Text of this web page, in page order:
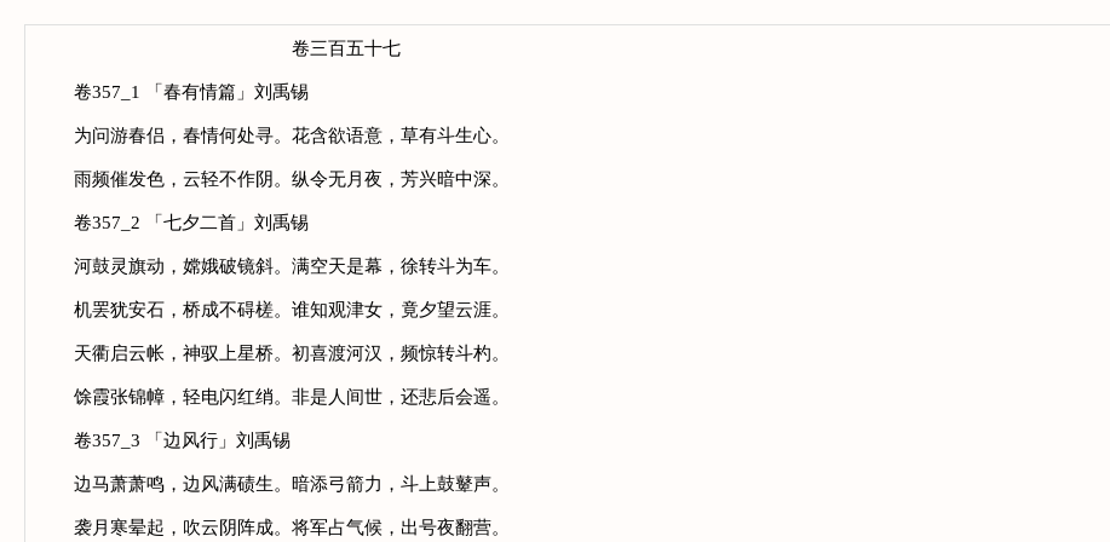
卷三百五十七
卷357_1 「春有情篇」刘禹锡
为问游春侣，春情何处寻。花含欲语意，草有斗生心。
雨频催发色，云轻不作阴。纵令无月夜，芳兴暗中深。
卷357_2 「七夕二首」刘禹锡
河鼓灵旗动，嫦娥破镜斜。满空天是幕，徐转斗为车。
机罢犹安石，桥成不碍槎。谁知观津女，竟夕望云涯。
天衢启云帐，神驭上星桥。初喜渡河汉，频惊转斗杓。
馀霞张锦幛，轻电闪红绡。非是人间世，还悲后会遥。
卷357_3 「边风行」刘禹锡
边马萧萧鸣，边风满碛生。暗添弓箭力，斗上鼓鼙声。
袭月寒晕起，吹云阴阵成。将军占气候，出号夜翻营。